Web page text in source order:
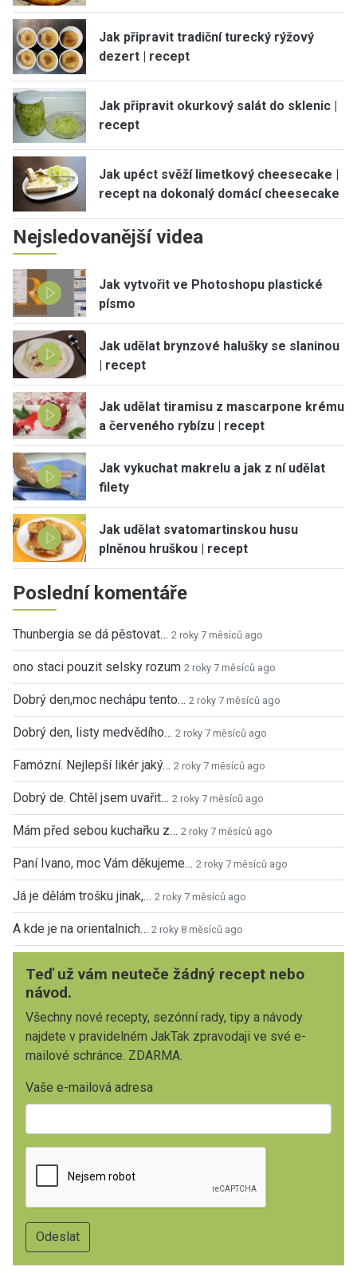
Jak připravit tradiční turecký rýžový
dezert | recept
Jak připravit okurkový salát do sklenic |
recept
Jak upéct svěží limetkový cheesecake |
recept na dokonalý domácí cheesecake
Nejsledovanější videa
Jak vytvořit ve Photoshopu plastické
písmo
Jak udělat brynzové halušky se slaninou
| recept
Jak udělat tiramisu z mascarpone krému
a červeného rybízu | recept
Jak vykuchat makrelu a jak z ní udělat
filety
Jak udělat svatomartinskou husu
plněnou hruškou | recept
Poslední komentáře
Thunbergia se dá pěstovat… 2 roky 7 měsíců ago
ono staci pouzit selsky rozum 2 roky 7 měsíců ago
Dobrý den,moc nechápu tento… 2 roky 7 měsíců ago
Dobrý den, listy medvědího… 2 roky 7 měsíců ago
Famózní. Nejlepší likér jaký… 2 roky 7 měsíců ago
Dobrý de. Chtěl jsem uvařit… 2 roky 7 měsíců ago
Mám před sebou kuchařku z… 2 roky 7 měsíců ago
Paní Ivano, moc Vám děkujeme… 2 roky 7 měsíců ago
Já je dělám trošku jinak,… 2 roky 7 měsíců ago
A kde je na orientalnich… 2 roky 8 měsíců ago
Teď už vám neuteče žádný recept nebo
návod.
Všechny nové recepty, sezónní rady, tipy a návody
najdete v pravidelném JakTak zpravodaji ve své e-
mailové schránce. ZDARMA.
Vaše e-mailová adresa